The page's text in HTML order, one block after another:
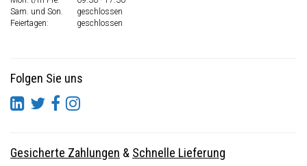
Sam. und Son.
geschlossen
Feiertagen:
geschlossen
Folgen Sie uns
Gesicherte Zahlungen & Schnelle Lieferung